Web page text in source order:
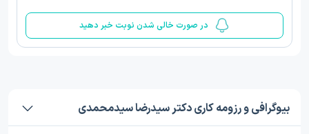
در صورت خالی شدن نوبت خبر دهید
بیوگرافی و رزومه کاری دکتر سیدرضا سیدمحمدی